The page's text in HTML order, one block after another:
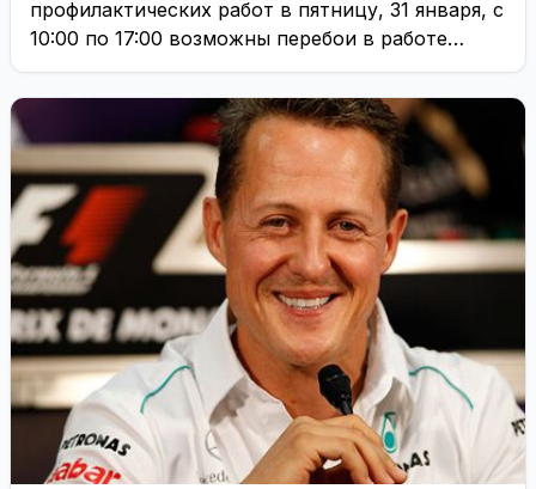
профилактических работ в пятницу, 31 января, с
10:00 по 17:00 возможны перебои в работе
интернета ...